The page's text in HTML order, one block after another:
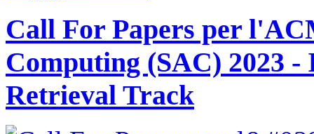
Call For Papers per
Computing (SAC) 2023
Retrieval Track